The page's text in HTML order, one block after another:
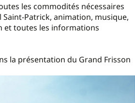
les commodités nécessaires
Patrick, animation, musique,
et toutes les informations
la présentation du Grand Frisson